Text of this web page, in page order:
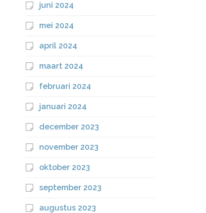
juni 2024
mei 2024
april 2024
maart 2024
februari 2024
januari 2024
december 2023
november 2023
oktober 2023
september 2023
augustus 2023